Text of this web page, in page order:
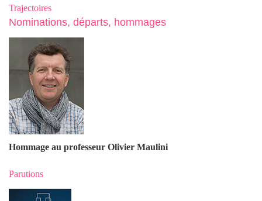
Trajectoires
Nominations, départs, hommages
Hommage au professeur Olivier Maulini
Parutions